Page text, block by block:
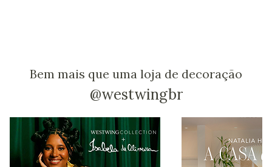
Bem mais que uma loja de decoração
@westwingbr